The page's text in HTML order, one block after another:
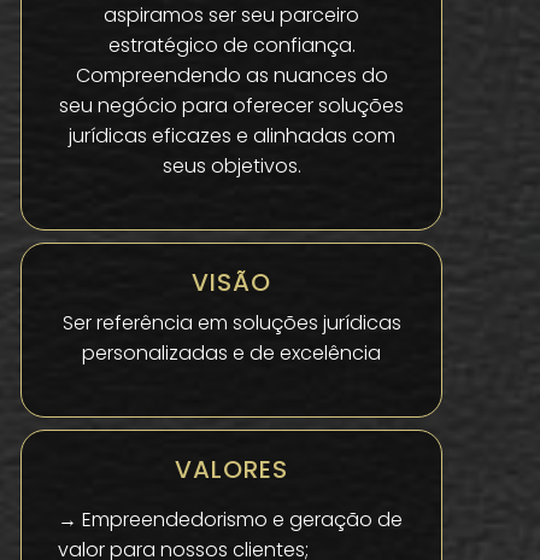
aspiramos ser seu parceiro
estratégico de confiança.
Compreendendo as nuances do
seu negócio para oferecer soluções
jurídicas eficazes e alinhadas com
seus objetivos.
VISÃO
Ser referência em soluções jurídicas
personalizadas e de excelência
VALORES
→ Empreendedorismo e geração de
valor para nossos clientes;